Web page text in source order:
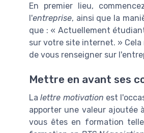
En premier lieu,
l'entreprise, ainsi que la
que : « Actuellement
sur votre site internet. »
de vous renseigner sur
Mettre en avant ses
Lalettre motivation est
apporter une valeur ajoutée
vous êtes en formation